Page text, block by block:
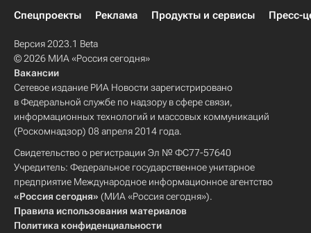
Спецпроекты
Реклама Продукты и сервисы Пресс-
Версия 2023.1 Beta
© 2026 МИА «Россия сегодня»
Вакансии
Сетевое издание РИА Новости зарегистрировано
в Федеральной службе по надзору в сфере связи,
информационных технологий и массовых коммуникаций
(Роскомнадзор) 08 апреля 2014 года.
Свидетельство о регистрации Эл № ФС77-57640
Учредитель: Федеральное государственное унитарное
предприятие Международное информационное агентство
«Россия сегодня» (МИА «Россия сегодня»).
Правила использования материалов
Политика конфиденциальности